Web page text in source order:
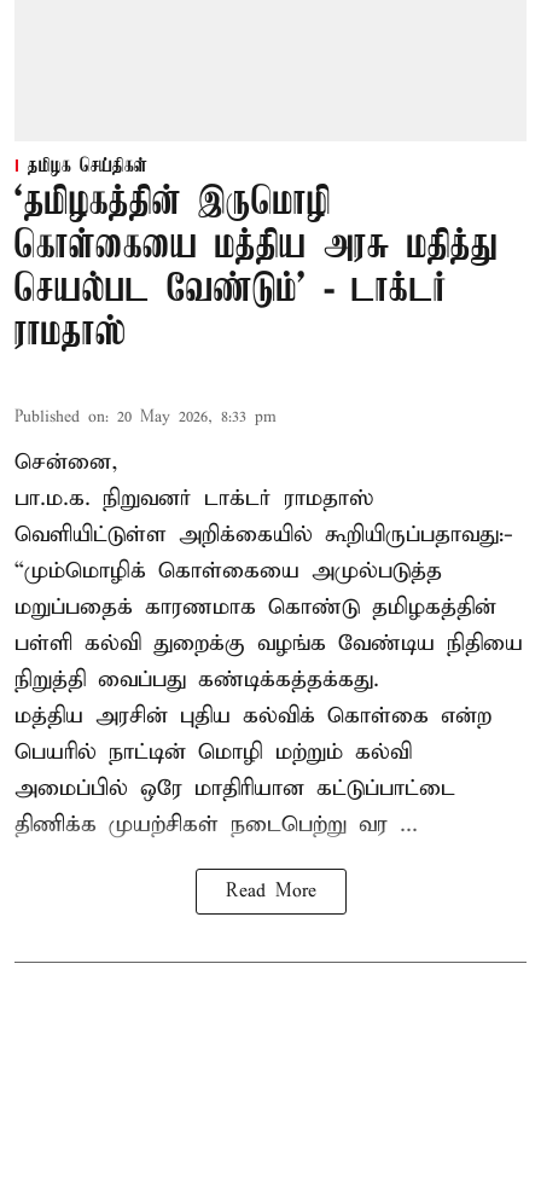
தமிழக செய்திகள்
‘தமிழகத்தின் இருமொழி
கொள்கையை மத்திய அரசு மதித்து
செயல்பட வேண்டும்’ - டாக்டர்
ராமதாஸ்
Published on: 20 May 2026, 8:33 pm
சென்னை,
பா.ம.க. நிறுவனர் டாக்டர் ராமதாஸ்
வெளியிட்டுள்ள அறிக்கையில் கூறியிருப்பதாவது:-
“மும்மொழிக் கொள்கையை அமுல்படுத்த
மறுப்பதைக் காரணமாக கொண்டு தமிழகத்தின்
பள்ளி கல்வி துறைக்கு வழங்க வேண்டிய நிதியை
நிறுத்தி வைப்பது கண்டிக்கத்தக்கது.
மத்திய அரசின் புதிய கல்விக் கொள்கை என்ற
பெயரில் நாட்டின் மொழி மற்றும் கல்வி
அமைப்பில் ஒரே மாதிரியான கட்டுப்பாட்டை
திணிக்க முயற்சிகள் நடைபெற்று வர ...
Read More